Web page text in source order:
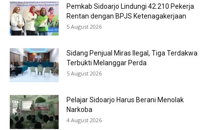
Pemkab Sidoarjo Lindungi 42.210 Pekerja
Rentan dengan BPJS Ketenagakerjaan
5 August 2026
Sidang Penjual Miras Ilegal, Tiga Terdakwa
Terbukti Melanggar Perda
5 August 2026
Pelajar Sidoarjo Harus Berani Menolak
Narkoba
4 August 2026